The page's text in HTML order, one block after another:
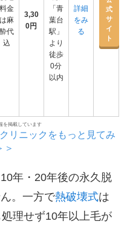
料金
は麻
酔代
込
3,30
0円
「青
葉台
駅」
より
徒歩
0分
以内
詳細
をみ
る
式
サ
イ
ト
を掲載しています
リニックをもっと見てみ
＞
年・20年後の永久脱
。一方で熱破壊式は
理せず10年以上毛が